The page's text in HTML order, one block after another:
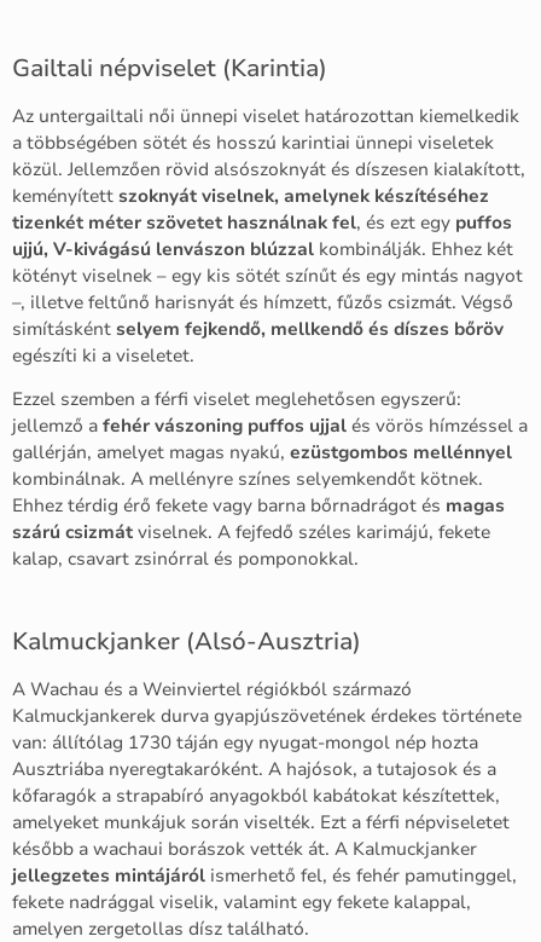
Gailtali népviselet (Karintia)
Az untergailtali női ünnepi viselet határozottan kiemelkedik
a többségében sötét és hosszú karintiai ünnepi viseletek
közül. Jellemzően rövid alsószoknyát és díszesen kialakított,
keményített szoknyát viselnek, amelynek készítéséhez
tizenkét méter szövetet használnak fel, és ezt egy puffos
ujjú, V-kivágású lenvászon blúzzal kombinálják. Ehhez két
kötényt viselnek – egy kis sötét színűt és egy mintás nagyot
–, illetve feltűnő harisnyát és hímzett, fűzős csizmát. Végső
simításként selyem fejkendő, mellkendő és díszes bőröv
egészíti ki a viseletet.
Ezzel szemben a férfi viselet meglehetősen egyszerű:
jellemző a fehér vászoning puffos ujjal és vörös hímzéssel a
gallérján, amelyet magas nyakú, ezüstgombos mellénnyel
kombinálnak. A mellényre színes selyemkendőt kötnek.
Ehhez térdig érő fekete vagy barna bőrnadrágot és magas
szárú csizmát viselnek. A fejfedő széles karimájú, fekete
kalap, csavart zsinórral és pomponokkal.
Kalmuckjanker (Alsó-Ausztria)
A Wachau és a Weinviertel régiókból származó
Kalmuckjankerek durva gyapjúszövetének érdekes története
van: állítólag 1730 táján egy nyugat-mongol nép hozta
Ausztriába nyeregtakaróként. A hajósok, a tutajosok és a
kőfaragók a strapabíró anyagokból kabátokat készítettek,
amelyeket munkájuk során viselték. Ezt a férfi népviseletet
később a wachaui borászok vették át. A Kalmuckjanker
jellegzetes mintájáról ismerhető fel, és fehér pamutinggel,
fekete nadrággal viselik, valamint egy fekete kalappal,
amelyen zergetollas dísz található.